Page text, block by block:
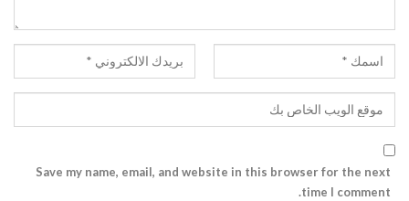
Save my name, email, and website in this browser for the next
time I comment.